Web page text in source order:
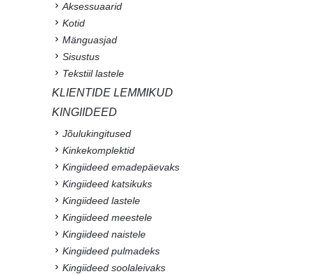
Aksessuaarid
Kotid
Mänguasjad
Sisustus
Tekstiil lastele
KLIENTIDE LEMMIKUD
KINGIIDEED
Jõulukingitused
Kinkekomplektid
Kingiideed emadepäevaks
Kingiideed katsikuks
Kingiideed lastele
Kingiideed meestele
Kingiideed naistele
Kingiideed pulmadeks
Kingiideed soolaleivaks